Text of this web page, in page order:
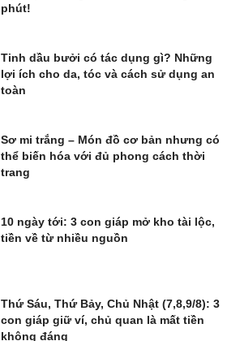
phút!
Tinh dầu bưởi có tác dụng gì? Những
lợi ích cho da, tóc và cách sử dụng an
toàn
Sơ mi trắng – Món đồ cơ bản nhưng có
thể biến hóa với đủ phong cách thời
trang
10 ngày tới: 3 con giáp mở kho tài lộc,
tiền về từ nhiều nguồn
Thứ Sáu, Thứ Bảy, Chủ Nhật (7,8,9/8): 3
con giáp giữ ví, chủ quan là mất tiền
không đáng